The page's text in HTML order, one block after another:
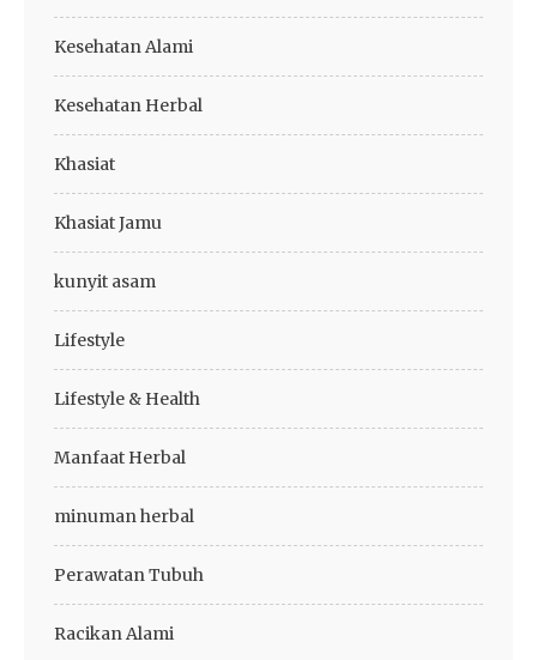
Kesehatan Alami
Kesehatan Herbal
Khasiat
Khasiat Jamu
kunyit asam
Lifestyle
Lifestyle & Health
Manfaat Herbal
minuman herbal
Perawatan Tubuh
Racikan Alami